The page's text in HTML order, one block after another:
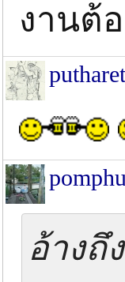
งานต้
putharet
อ้างถึ